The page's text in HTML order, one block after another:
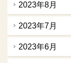
2023年8月
2023年7月
2023年6月